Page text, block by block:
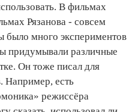
В фильмах
Рязанова - совсем
было много экспериментов
придумывали различные
Он тоже писал для
Например, есть
режиссёра